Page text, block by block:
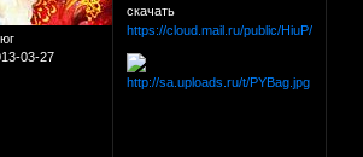
03-27
скачать
https://cloud.mail.ru/public/HiuP/